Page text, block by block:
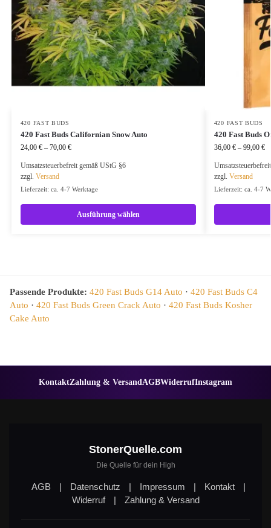
420 FAST BUDS
420 Fast Buds Californian Snow Auto
24,00 € – 70,00 €
Umsatzsteuerbefreit gemäß UStG §6
zzgl. Versand
Lieferzeit: ca. 4-7 Werktage
Ausführung wählen
420 FAST BUDS
420 Fast Buds
36,00 € – 99,00 €
zzgl. Versand
Lieferzeit: ca. 4-7
Passende Produkte: 420 Fast Buds G14 Auto · 420 Fast Buds C4
Auto · 420 Fast Buds Green Crack Auto · 420 Fast Buds Kosher
Cake Auto
KontaktZahlung & VersandAGBWiderrufInstagram
StonerQuelle.com
Die Quelle für dein High
AGB | Datenschutz | Impressum | Kontakt
|
Widerruf
| Zahlung & Versand